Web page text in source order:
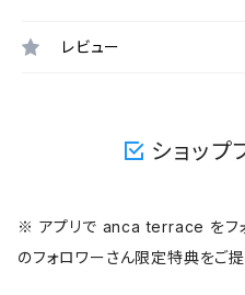
レビュー
ショップ
※ アプリで anca terrace をフ
のフォロワーさん限定特典をご提